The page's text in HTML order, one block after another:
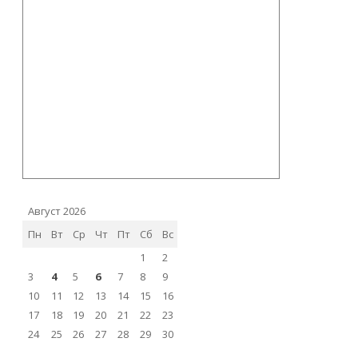
Август 2026
Пн
Вт Ср Чт Пт Сб
Вс
1
2
3
4 5 6 7 8
9
10
11 12 13 14 15
16
17
18 19 20 21 22
23
24
25 26 27 28 29
30